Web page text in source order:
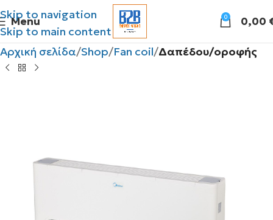
Skip to navigation
Skip to main content
Menu 0 0,00
Αρχική σελίδα Shop Fan coil Δαπέδου/οροφής